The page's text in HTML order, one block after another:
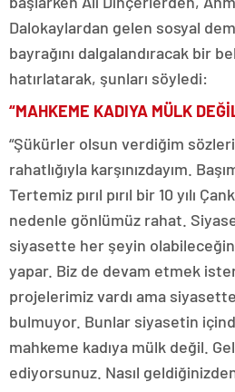
Dalokaylardan gelen sosyal
bayrağını dalgalandıracak bir
hatırlatarak, şunları söyledi:
“MAHKEME KADIYA MÜLK
“Şükürler olsun verdiğim
rahatlığıyla karşınızdayım.
Tertemiz pırıl pırıl bir 10 yılı
nedenle gönlümüz rahat.
siyasette her şeyin
yapar. Biz de devam etmek
projelerimiz vardı ama
bulmuyor. Bunlar siyasetin
mahkeme kadıya mülk değil.
ediyorsunuz. Nasıl